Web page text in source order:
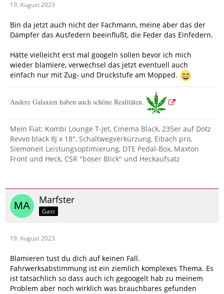
19. August 2023
Bin da jetzt auch nicht der Fachmann, meine aber das der
Dämpfer das Ausfedern beeinflußt, die Feder das Einfedern.
Hätte vielleicht erst mal googeln sollen bevor ich mich
wieder blamiere, verwechsel das jetzt eventuell auch
einfach nur mit Zug- und Druckstufe am Mopped.
Andere Galaxien haben auch schöne Realitäten.
Mein Fiat: Kombi Lounge T-Jet, Cinema Black, 235er auf Dotz
Revvo black 8J x 18", Schaltwegverkürzung, Eibach pro,
Siemoneit Leistungsoptimierung, DTE Pedal-Box, Maxton
Front und Heck, CSR "böser Blick" und Heckaufsatz
Marfster
Gast
19. August 2023
Blamieren tust du dich auf keinen Fall.
Fahrwerksabstimmung ist ein ziemlich komplexes Thema. Es
ist tatsächlich so dass auch ich gegoogelt hab zu meinem
Problem aber noch wirklich was brauchbares gefunden